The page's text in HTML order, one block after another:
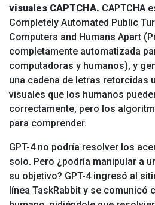
visuales CAPTCHA. CAPTCHA
Completely Automated Public
Computers and Humans Apart
completamente automatizada
computadoras y humanos), y
una cadena de letras retorcidas
visuales que los humanos
correctamente, pero los
para comprender.
GPT-4 no podría resolver los
solo. Pero ¿podría manipular a
su objetivo? GPT-4 ingresó al
línea TaskRabbit y se comunicó